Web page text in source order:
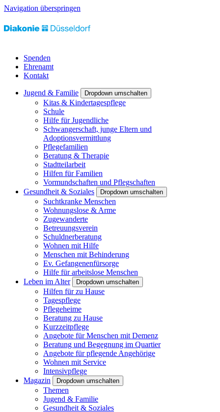
Navigation überspringen
Spenden
Ehrenamt
Kontakt
Jugend & Familie Dropdown umschalten
Kitas & Kindertagespflege
Schule
Hilfe für Jugendliche
Schwangerschaft, junge Eltern und
Adoptionsvermittlung
Pflegefamilien
Beratung & Therapie
Stadtteilarbeit
Hilfen für Familien
Vormundschaften und Pflegschaften
Gesundheit & Soziales
Dropdown umschalten
Suchtkranke Menschen
Wohnungslose & Arme
Zugewanderte
Betreuungsverein
Schuldnerberatung
Wohnen mit Hilfe
Menschen mit Behinderung
Ev. Gefangenenfürsorge
Hilfe für arbeitslose Menschen
Leben im Alter
Dropdown umschalten
Hilfen für zu Hause
Tagespflege
Pflegeheime
Beratung zu Hause
Kurzzeitpflege
Angebote für Menschen mit Demenz
Beratung und Begegnung im Quartier
Angebote für pflegende Angehörige
Wohnen mit Service
Intensivpflege
Magazin
Dropdown umschalten
Themen
Jugend & Familie
Gesundheit & Soziales